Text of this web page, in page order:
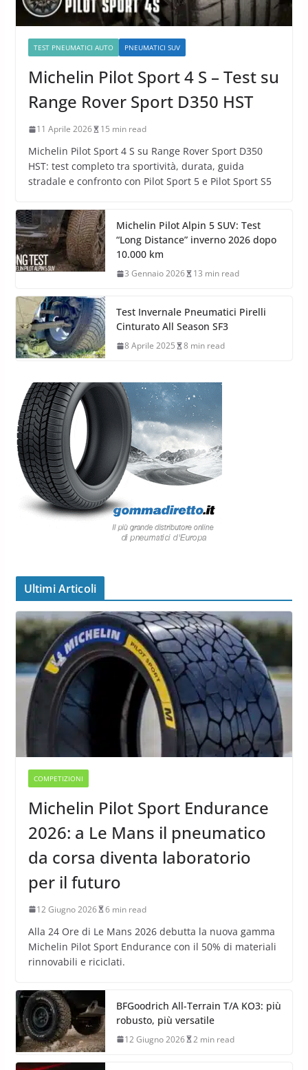
TEST PNEUMATICI AUTO PNEUMATICI SUV
Michelin Pilot Sport 4 S – Test su
Range Rover Sport D350 HST
11 Aprile 2026 15 min read
Michelin Pilot Sport 4 S su Range Rover Sport D350
HST: test completo tra sportività, durata, guida
stradale e confronto con Pilot Sport 5 e Pilot Sport S5
Michelin Pilot Alpin 5 SUV: Test
“Long Distance” inverno 2026 dopo
10.000 km
3 Gennaio 2026 13 min read
Test Invernale Pneumatici Pirelli
Cinturato All Season SF3
8 Aprile 2025 8 min read
Ultimi Articoli
COMPETIZIONI
Michelin Pilot Sport Endurance
2026: a Le Mans il pneumatico
da corsa diventa laboratorio
per il futuro
12 Giugno 2026 6 min read
Alla 24 Ore di Le Mans 2026 debutta la nuova gamma
Michelin Pilot Sport Endurance con il 50% di materiali
rinnovabili e riciclati.
BFGoodrich All-Terrain T/A KO3: più
robusto, più versatile
12 Giugno 2026 2 min read